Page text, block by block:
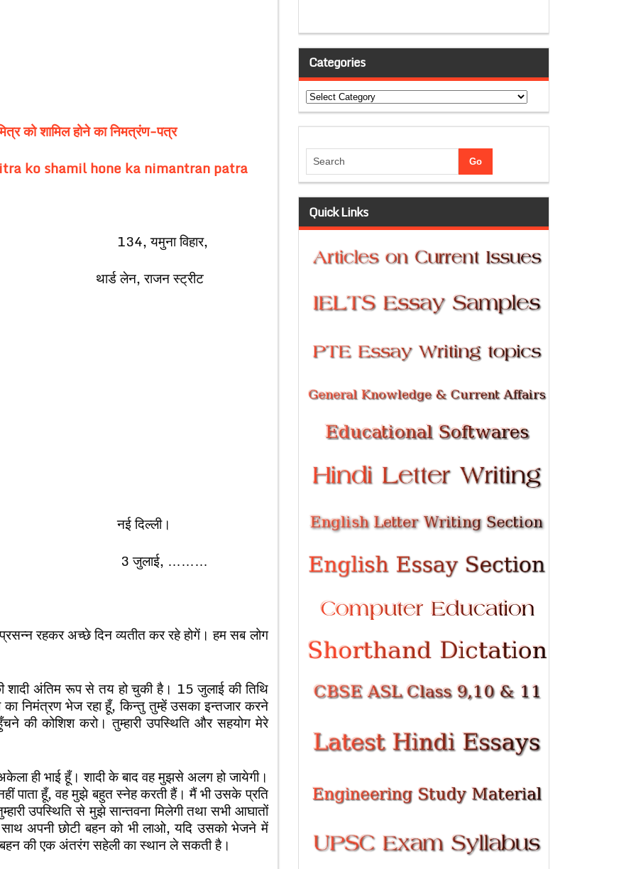
को शामिल होने का निमत्रंण-पत्र
ko shamil hone ka nimantran patra
विहार,
स्ट्रीट
………
रहकर अच्छे दिन व्यतीत कर रहे होगें। हम सब लोग
अंतिम रूप से तय हो चुकी है। 15 जुलाई की तिथि
का निमंत्रण भेज रहा हूँ, किन्तु तुम्हें उसका इन्तजार करने
की कोशिश करो। तुम्हारी उपस्थिति और सहयोग मेरे
भाई हूँ। शादी के बाद वह मुझसे अलग हो जायेगी।
पाता हूँ, वह मुझे बहुत स्नेह करती हैं। मैं भी उसके प्रति
उपस्थिति से मुझे सान्तवना मिलेगी तथा सभी आघातों
अपनी छोटी बहन को भी लाओ, यदि उसको भेजने में
बहन की एक अंतरंग सहेली का स्थान ले सकती है।
Categories
Categories
Quick Links